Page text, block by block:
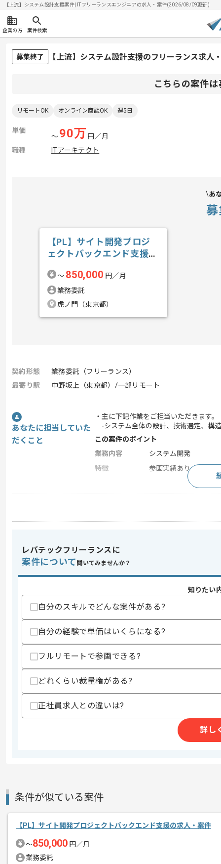
【上流】システム設計支援案件| ITフリーランスエンジニアの求人・案件(2026/08/09更新)
企業の方 案件検索
募集終了 【上流】システム設計支援のフリーランス求人
こちらの案件
リモートOK オンライン商談OK 週5日
単価
〜90万 円／月
職種
ITアーキテクト
あ
【PL】サイト開発プロジ
ェクトバックエンド支援の
〜 850,000 円／月
業務委託
虎ノ門（東京都）
契約形態
業務委託（フリーランス）
最寄り駅
中野坂上（東京都）/一部リモート
あなたに担当していた
だくこと
・主に下記作業をご担当いただきます。
-システム全体の設計、技術選定、構
この案件のポイント
業務内容
システム開発
特徴
参画実績あり , 長期プ
・システム全体の設計と技術選定及び
上記に似た経験やスキルをお持ちであれば申
精算・お支払い
精算基準時間
140時間〜180時間
その他募集要項
募集人数
作業開始日
2025/04/09
レバテックでの実績がある企業の案件
ご経験と実績に応じてスライド案件の
レバテックフリーランスに
案件について 聞いてみませんか？
知りたい
自分のスキルでどんな案件がある?
自分の経験で単価はいくらになる?
フルリモートで参画できる?
どれくらい裁量権がある?
正社員求人との違いは?
詳し
条件が似ている案件
【PL】サイト開発プロジェクトバックエンド支援の求人・案件
〜850,000 円／月
業務委託